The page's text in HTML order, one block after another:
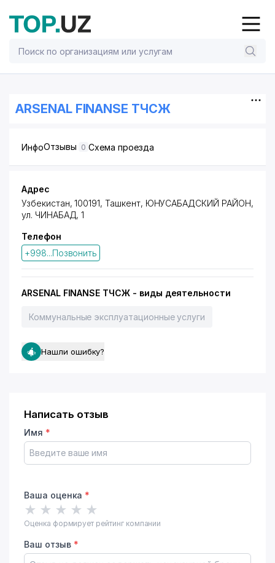
ARSENAL FINANSE ТЧСЖ
ИнфоОтзывы 0 Схема проезда
Адрес
Узбекистан, 100191, Ташкент, ЮНУСАБАДСКИЙ РАЙОН,
ул. ЧИНАБАД, 1
Телефон
+998...Позвонить
ARSENAL FINANSE ТЧСЖ - виды деятельности
Коммунальные эксплуатационные услуги
Нашли ошибку?
Написать отзыв
Имя *
Ваша оценка *
★ ★ ★ ★ ★
Оценка формирует рейтинг компании
Ваш отзыв *